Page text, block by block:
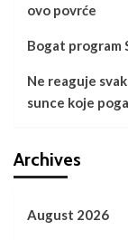
ovo povrće
Bogat program
Ne reaguje
sunce koje
Archives
August 2026